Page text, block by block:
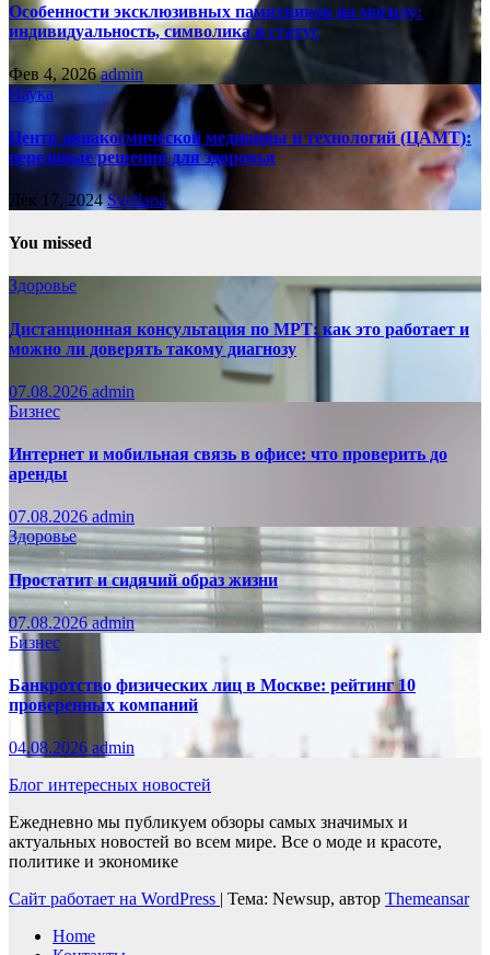
Особенности эксклюзивных памятников на могилу:
индивидуальность, символика и статус
Фев 4, 2026admin
Наука
Центр авиакосмической медицины и технологий (ЦАМТ):
передовые решения для здоровья
Дек 17, 2024Svetlana
You missed
Здоровье
Дистанционная консультация по МРТ: как это работает и
можно ли доверять такому диагнозу
07.08.2026 admin
Бизнес
Интернет и мобильная связь в офисе: что проверить до
аренды
07.08.2026 admin
Здоровье
Простатит и сидячий образ жизни
07.08.2026admin
Бизнес
Банкротство физических лиц в Москве: рейтинг 10
проверенных компаний
04.08.2026 admin
Блог интересных новостей
Ежедневно мы публикуем обзоры самых значимых и
актуальных новостей во всем мире. Все о моде и красоте,
политике и экономике
Сайт работает на WordPress
Тема: Newsup, автор Themeansar
Home